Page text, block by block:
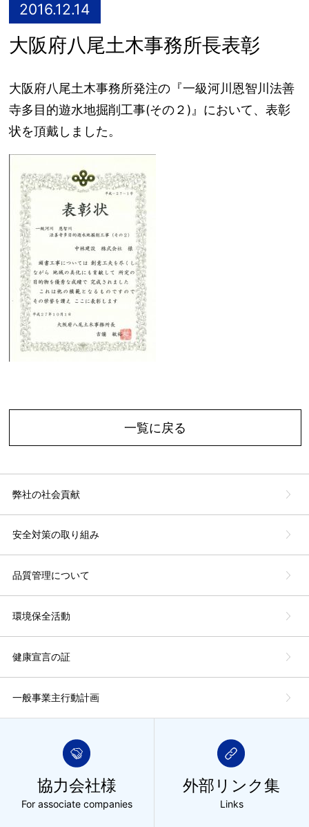
2016.12.14
大阪府八尾土木事務所長表彰
大阪府八尾土木事務所発注の『一級河川恩智川法善
寺多目的遊水地掘削工事(その２)』において、表彰
状を頂戴しました。
一覧に戻る
弊社の社会貢献
安全対策の取り組み
品質管理について
環境保全活動
健康宣言の証
一般事業主行動計画
協力会社様
For associate companies
外部リンク集
Links